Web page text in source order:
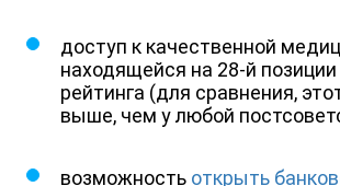
доступ к качественной
находящейся на 28-й
рейтинга (для сравнения,
выше, чем у любой
возможность открыть